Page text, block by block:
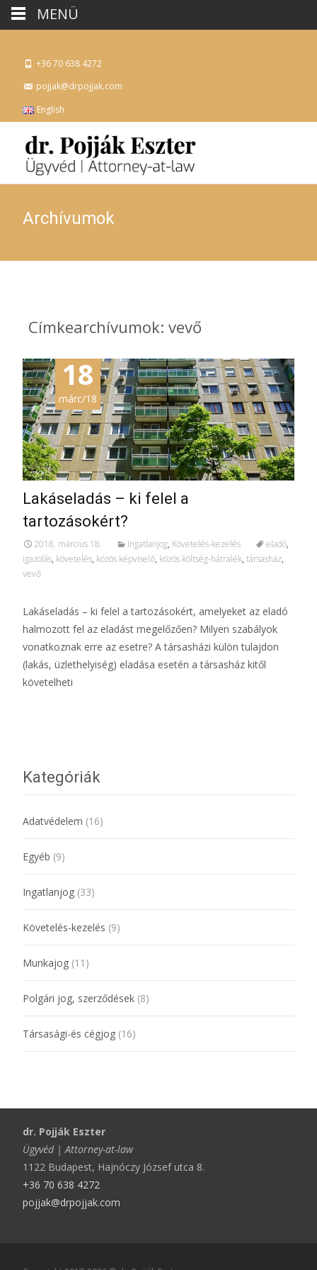
+36 70 638 4272
pojjak@drpojjak.com
English
Archívumok
Címkearchívumok: vevő
18
márc/18
Lakáseladás – ki felel a
tartozásokért?
2018. március 18. Ingatlanjog, Követelés-kezelés eladó,
igazolás, követelés, közös képviselő, közös költség-hátralék, társasház,
vevő
Lakáseladás – ki felel a tartozásokért, amelyeket az eladó
halmozott fel az eladást megelőzően? Milyen szabályok
vonatkoznak erre az esetre? A társasházi külön tulajdon
(lakás, üzlethelyiség) eladása esetén a társasház kitől
követelheti
Kategóriák
Adatvédelem (16)
Egyéb (9)
Ingatlanjog (33)
Követelés-kezelés (9)
Munkajog (11)
Polgári jog, szerződések (8)
Társasági-és cégjog (16)
dr. Pojják Eszter
Ügyvéd | Attorney-at-law
1122 Budapest, Hajnóczy József utca 8.
+36 70 638 4272
pojjak@drpojjak.com
MENÜ